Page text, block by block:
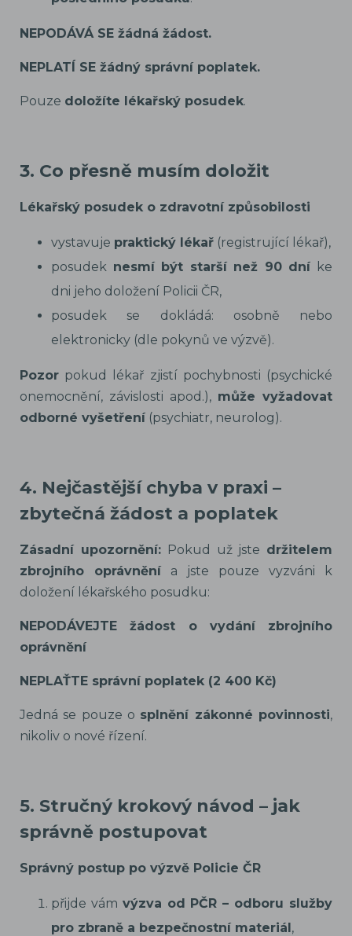
NEPODÁVÁ SE žádná žádost.
NEPLATÍ SE žádný správní poplatek.
Pouze doložíte lékařský posudek.
3. Co přesně musím doložit
Lékařský posudek o zdravotní způsobilosti
vystavuje praktický lékař (registrující lékař),
posudek nesmí být starší než 90 dní ke
dni jeho doložení Policii ČR,
posudek se dokládá: osobně nebo
elektronicky (dle pokynů ve výzvě).
Pozor pokud lékař zjistí pochybnosti (psychické
onemocnění, závislosti apod.), může vyžadovat
odborné vyšetření (psychiatr, neurolog).
4. Nejčastější chyba v praxi –
zbytečná žádost a poplatek
Zásadní upozornění: Pokud už jste držitelem
zbrojního oprávnění a jste pouze vyzváni k
doložení lékařského posudku:
NEPODÁVEJTE žádost o vydání zbrojního
oprávnění
NEPLAŤTE správní poplatek (2 400 Kč)
Jedná se pouze o splnění zákonné povinnosti,
nikoliv o nové řízení.
5. Stručný krokový návod – jak
správně postupovat
Správný postup po výzvě Policie ČR
přijde vám výzva od PČR – odboru služby
pro zbraně a bezpečnostní materiál,